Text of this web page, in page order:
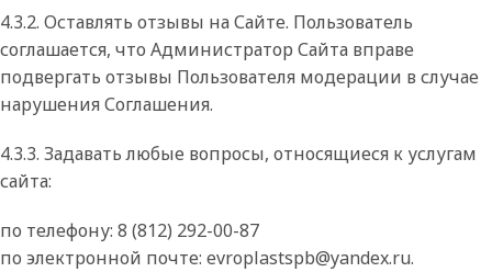
4.3.2. Оставлять отзывы на Сайте. Пользователь
соглашается, что Администратор Сайта вправе
подвергать отзывы Пользователя модерации в случае
нарушения Соглашения.
4.3.3. Задавать любые вопросы, относящиеся к услугам
сайта:
по телефону: 8 (812) 292-00-87
по электронной почте: evroplastspb@yandex.ru.